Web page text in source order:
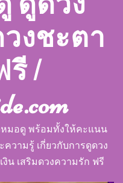
งชะตา
รี |
มอดู พร้อมทั้งให้คะแนน
วามรู้ เกี่ยวกับการดูดวง
งิน เสริมดวงความรัก ฟรี